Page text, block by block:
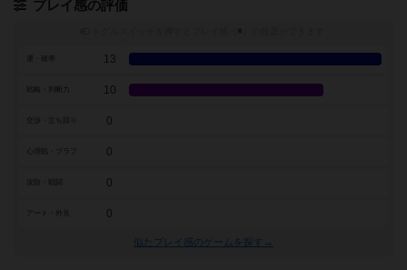
プレイ感の評価
※
13
戦略・判断力 10
0
0
0
アート・外見 0
似たプレイ感のゲームを探す→